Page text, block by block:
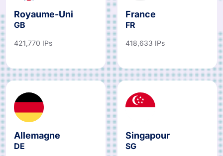
Royaume-Uni
GB
421,770 IPs
France
FR
418,633 IPs
Allemagne
DE
Singapour
SG